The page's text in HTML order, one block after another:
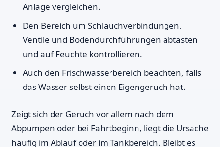
Anlage vergleichen.
Den Bereich um Schlauchverbindungen,
Ventile und Bodendurchführungen abtasten
und auf Feuchte kontrollieren.
Auch den Frischwasserbereich beachten, falls
das Wasser selbst einen Eigengeruch hat.
Zeigt sich der Geruch vor allem nach dem
Abpumpen oder bei Fahrtbeginn, liegt die Ursache
häufig im Ablauf oder im Tankbereich. Bleibt es